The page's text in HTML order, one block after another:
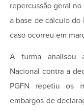
repercussão geral
a base de cálculo do
caso ocorreu em
A turma analisou
Nacional contra a
PGFN repetiu os
embargos de